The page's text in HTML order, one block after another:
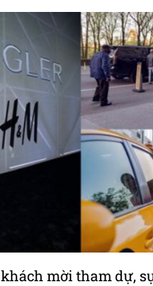
mời tham dự,